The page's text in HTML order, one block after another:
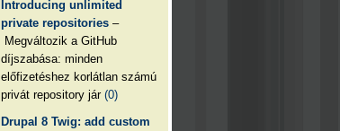
Introducing unlimited
private repositories –
Megváltozik a GitHub
díjszabása: minden
előfizetéshez korlátlan számú
privát repository jár(0)
Drupal 8 Twig: add custom